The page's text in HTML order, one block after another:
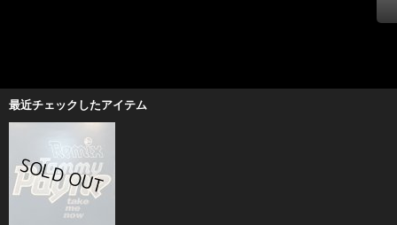
最近チェックしたアイテム